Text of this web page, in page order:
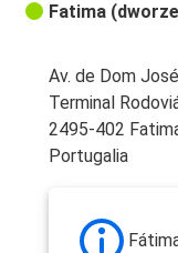
Fatima
Av. de Dom
Terminal
2495-402
Portugalia